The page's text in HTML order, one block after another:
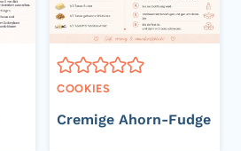
COOKIES
Cremige Ahorn-Fudge